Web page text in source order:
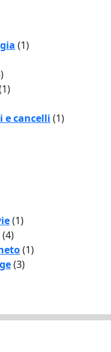
(1)
e cancelli (1)
(1)
(4)
(1)
(3)